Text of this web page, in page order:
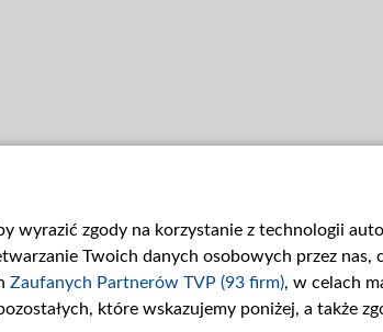
wyrazić zgody na korzystanie z technologii
Twoich danych osobowych przez nas,
Zaufanych Partnerów TVP (93 firm), w celach
które wskazujemy poniżej, a także